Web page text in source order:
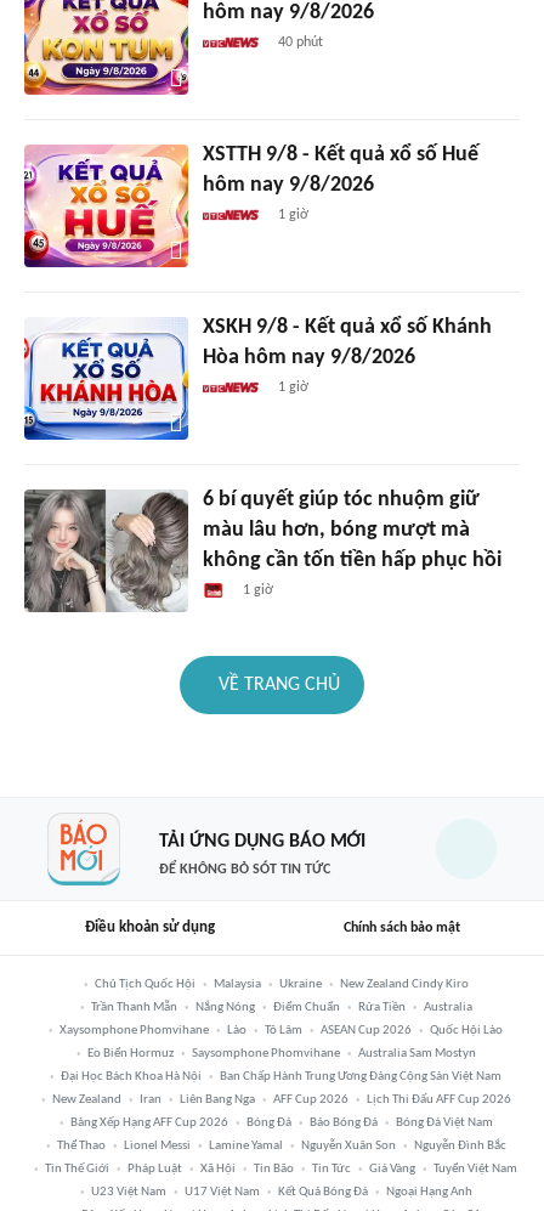
hôm nay 9/8/2026
40 phút
XSTTH 9/8 - Kết quả xổ số Huế
hôm nay 9/8/2026
1 giờ
XSKH 9/8 - Kết quả xổ số Khánh
Hòa hôm nay 9/8/2026
1 giờ
6 bí quyết giúp tóc nhuộm giữ
màu lâu hơn, bóng mượt mà
không cần tốn tiền hấp phục hồi
1 giờ
VỀ TRANG CHỦ
TẢI ỨNG DỤNG BÁO MỚI
ĐỂ KHÔNG BỎ SÓT TIN TỨC
Điều khoản sử dụng Chính sách bảo mật
Chủ Tịch Quốc Hội Malaysia Ukraine
New Zealand Cindy Kiro
Trần Thanh Mẫn
Nắng Nóng Điểm Chuẩn Rửa Tiền
Australia
Xaysomphone Phomvihane
Lào Tô Lâm ASEAN Cup 2026
Quốc Hội Lào
Eo Biển Hormuz
Saysomphone Phomvihane
Australia Sam Mostyn
Đại Học Bách Khoa Hà Nội
Ban Chấp Hành Trung Ương Đảng Cộng Sản Việt Nam
New Zealand
Iran Liên Bang Nga AFF Cup 2026
Lịch Thi Đấu AFF Cup 2026
Bảng Xếp Hạng AFF Cup 2026
Bóng Đá Báo Bóng Đá
Bóng Đá Việt Nam
Thể Thao
Lionel Messi Lamine Yamal Nguyễn Xuân Son
Nguyễn Đình Bắc
Tin Thế Giới
Pháp Luật Xã Hội Tin Bão Tin Tức Giá Vàng
Tuyển Việt Nam
U23 Việt Nam
U17 Việt Nam Kết Quả Bóng Đá
Ngoại Hạng Anh